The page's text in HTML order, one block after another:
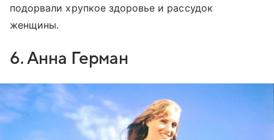
подорвали хрупкое здоровье и рассудок
женщины.
6. Анна Герман